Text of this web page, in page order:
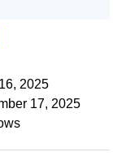
2025
17, 2025